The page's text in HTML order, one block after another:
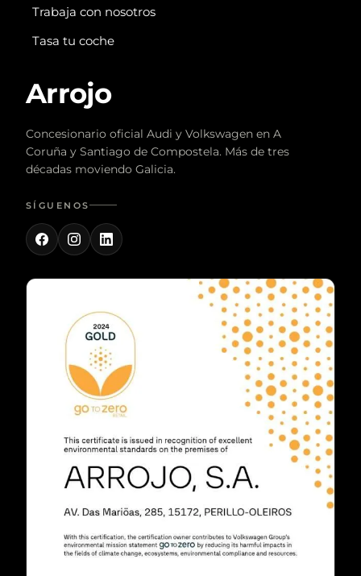
Trabaja con nosotros
Tasa tu coche
Arrojo
Concesionario oficial Audi y Volkswagen en A
Coruña y Santiago de Compostela. Más de tres
décadas moviendo Galicia.
SÍGUENOS